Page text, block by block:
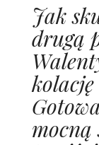
Jak
drugą
mocną